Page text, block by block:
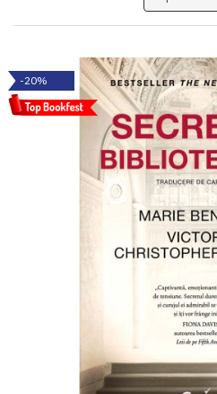
-20%